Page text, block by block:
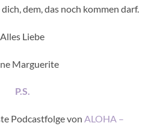
dem, das noch kommen darf.
Alles Liebe
Marguerite
P.S.
Podcastfolge von ALOHA –